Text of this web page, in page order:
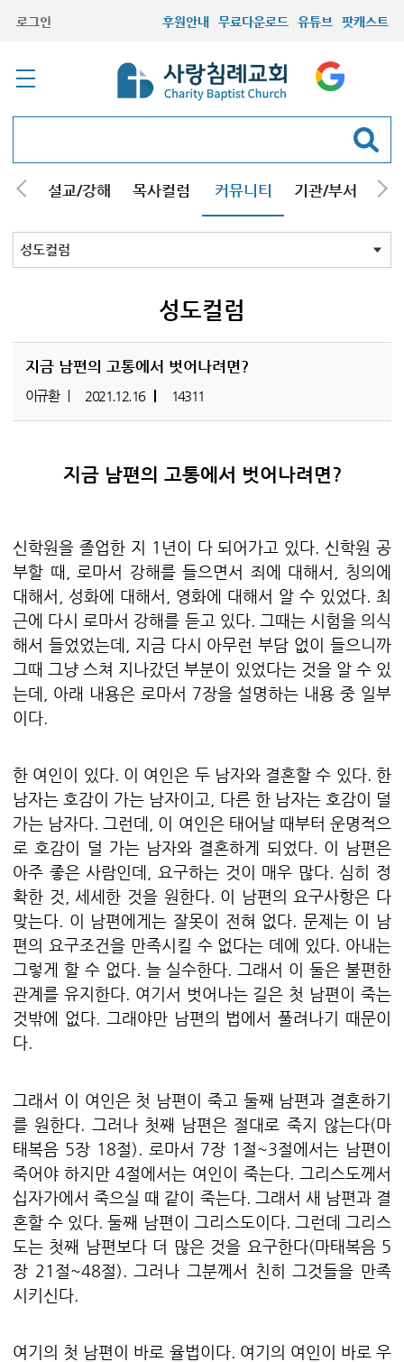
로그인 후원안내 무료다운로드 유튜브 팟캐스트
내 설교/강해 목사컬럼 커뮤니티 기관/부서 선
최근등록자료
자유게시판
교회소식
성도컬럼
성도컬럼
지금 남편의 고통에서 벗어나려면?
이규환 2021.12.16 14311
지금 남편의 고통에서 벗어나려면?
신학원을 졸업한 지 1 년이 다 되어가고 있다. 신학원 공
부할 때
,로마서 강해를 들으면서 죄에 대해서
칭의에
대해서
성화에 대해서 영화에 대해서 알 수 있었다. 최
근에 다시 로마서 강해를 듣고 있다. 그때는 시험을 의식
해서 들었었는데
지금 다시 아무런 부담 없이 들으니까
그때 그냥 스쳐 지나갔던 부분이 있었다는 것을 알 수 있
는데, 아래 내용은 로마서 7장을 설명하는 내용 중 일부
이다.
한 여인이 있다. 이 여인은 두 남자와 결혼할 수 있다.한
남자는 호감이 가는 남자이고 다른 한 남자는 호감이 덜
가는 남자다.그런데
이 여인은 태어날 때부터 운명적으
로 호감이 덜 가는 남자와 결혼하게 되었다. 이 남편은
아주 좋은 사람인데
요구하는 것이 매우 많다. 심히 정
확한 것
세세한 것을 원한다. 이 남편의 요구사항은 다
맞는다. 이 남편에게는 잘못이 전혀 없다. 문제는 이 남
편의 요구조건을 만족시킬 수 없다는 데에 있다. 아내는
그렇게 할 수 없다. 늘 실수한다.그래서 이 둘은 불편한
관계를 유지한다. 여기서 벗어나는 길은 첫 남편이 죽는
것밖에 없다. 그래야만 남편의 법에서 풀려나기 때문이
다.
그래서 이 여인은 첫 남편이 죽고 둘째 남편과 결혼하기
를 원한다
그러나 첫째 남편은 절대로 죽지 않는다(마
태복음 5장 18절). 로마서 7장 1 절~3절에서는 남편이
죽어야 하지만 4절에서는 여인이 죽는다
그리스도께서
십자가에서 죽으실 때 같이 죽는다. 그래서 새 남편과 결
혼할 수 있다 .둘째 남편이 그리스도이다. 그런데 그리스
도는 첫째 남편보다 더 많은 것을 요구한다(마태복음 5
장 21 절~48절). 그러나 그분께서 친히 그것들을 만족
시키신다
여기의 첫 남편이 바로 율법이다. 여기의 여인이 바로 우